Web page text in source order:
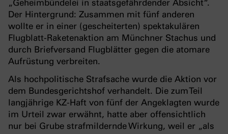
„Geheimbündelei in staatsgefährdender Absicht“.
Der Hintergrund: Zusammen mit fünf anderen
wollte er in einer (gescheiterten) spektakulären
Flugblatt-Raketenaktion am Münchner Stachus und
durch Briefversand Flugblätter gegen die atomare
Aufrüstung verbreiten.
Als hochpolitische Strafsache wurde die Aktion vor
dem Bundesgerichtshof verhandelt. Die zum Teil
langjährige KZ-Haft von fünf der Angeklagten wurde
im Urteil zwar erwähnt, hatte aber offensichtlich
nur bei Grube strafmildernde Wirkung, weil er „als